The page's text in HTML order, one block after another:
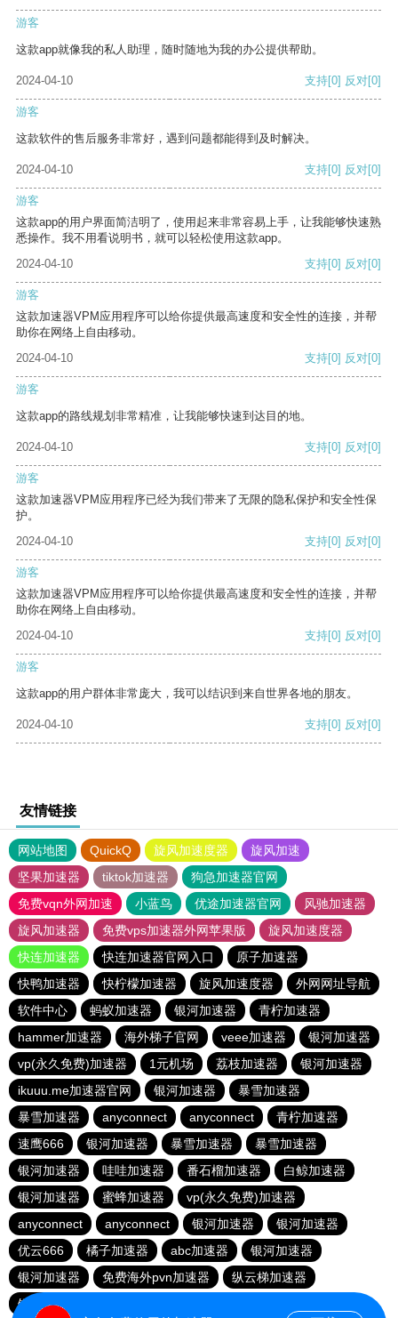
游客
这款app就像我的私人助理，随时随地为我的办公提供帮助。
2024-04-10 支持[0] 反对[0]
游客
这款软件的售后服务非常好，遇到问题都能得到及时解决。
2024-04-10 支持[0] 反对[0]
游客
这款app的用户界面简洁明了，使用起来非常容易上手，让我能够快速熟
悉操作。我不用看说明书，就可以轻松使用这款app。
2024-04-10
支持[0] 反对[0]
游客
这款加速器VPM应用程序可以给你提供最高速度和安全性的连接，并帮
助你在网络上自由移动。
2024-04-10
支持[0] 反对[0]
游客
这款app的路线规划非常精准，让我能够快速到达目的地。
2024-04-10 支持[0] 反对[0]
游客
这款加速器VPM应用程序已经为我们带来了无限的隐私保护和安全性保
护。
2024-04-10
支持[0] 反对[0]
游客
这款加速器VPM应用程序可以给你提供最高速度和安全性的连接，并帮
助你在网络上自由移动。
2024-04-10
支持[0] 反对[0]
游客
这款app的用户群体非常庞大，我可以结识到来自世界各地的朋友。
2024-04-10 支持[0] 反对[0]
友情链接
网站地图 QuickQ 旋风加速度器
旋风加速
坚果加速器
tiktok加速器
狗急加速器官网
免费vqn外网加速
小蓝鸟 优途加速器官网
风驰加速器
旋风加速器
免费vps加速器外网苹果版
旋风加速度器
快连加速器
快连加速器官网入口
原子加速器
快鸭加速器
快柠檬加速器 旋风加速度器
外网网址导航
软件中心
蚂蚁加速器 银河加速器
青柠加速器
hammer加速器
海外梯子官网 veee加速器
银河加速器
vp(永久免费)加速器
1元机场 荔枝加速器
银河加速器
ikuuu.me加速器官网
银河加速器
暴雪加速器
暴雪加速器
anyconnect anyconnect
青柠加速器
速鹰666
银河加速器 暴雪加速器
暴雪加速器
银河加速器
哇哇加速器 番石榴加速器
白鲸加速器
银河加速器
蜜蜂加速器
vp(永久免费)加速器
anyconnect
anyconnect 银河加速器
银河加速器
优云666
橘子加速器 abc加速器
银河加速器
银河加速器
免费海外pvn加速器
纵云梯加速器
银河加速器